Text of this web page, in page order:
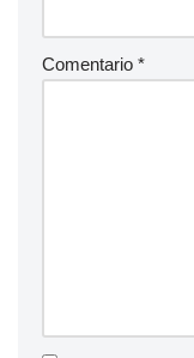
Comentario *